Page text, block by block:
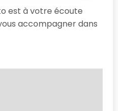
est à votre écoute
accompagner dans